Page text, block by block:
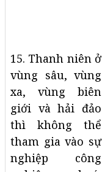
15. Thanh niên ở
vùng sâu, vùng
xa, vùng biên
giới và hải đảo
thì không thể
tham gia vào sự
nghiệp công